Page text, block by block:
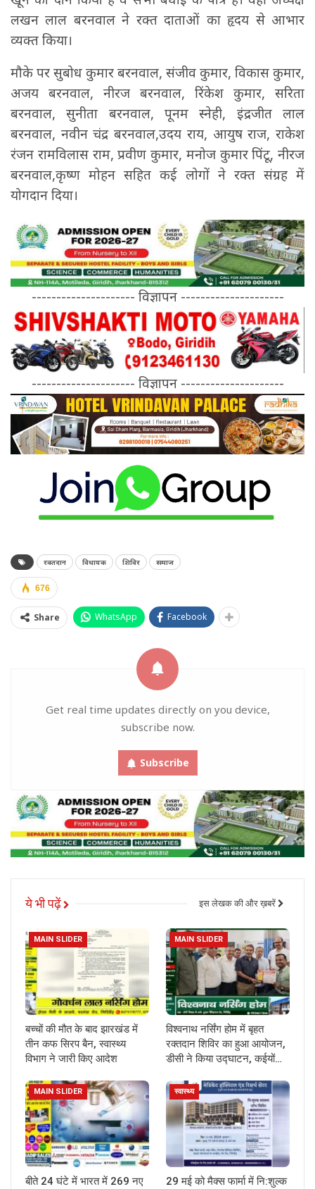
लखन लाल बरनवाल ने रक्त दाताओं का हृदय से आभार
व्यक्त किया।
मौके पर सुबोध कुमार बरनवाल, संजीव कुमार, विकास कुमार,
अजय बरनवाल, नीरज बरनवाल, रिंकेश कुमार, सरिता
बरनवाल, सुनीता बरनवाल, पूनम स्नेही, इंद्रजीत लाल
बरनवाल, नवीन चंद्र बरनवाल,उदय राय, आयुष राज, राकेश
रंजन रामविलास राम, प्रवीण कुमार, मनोज कुमार पिंटू, नीरज
बरनवाल,कृष्ण मोहन सहित कई लोगों ने रक्त संग्रह में
योगदान दिया।
--------------------- विज्ञापन ---------------------
--------------------- विज्ञापन ---------------------
रक्तदान विधायक शिविर समाज
676
Share WhatsApp Facebook
Get real time updates directly on you device,
subscribe now.
Subscribe
ये भी पढ़ें इस लेखक की और ख़बरें
MAIN SLIDER
बच्चों की मौत के बाद झारखंड में
तीन कफ सिरप बैन, स्वास्थ्य
विभाग ने जारी किए आदेश
MAIN SLIDER
विश्वनाथ नर्सिंग होम में बृहत
रक्तदान शिविर का हुआ आयोजन,
डीसी ने किया उद्घाटन, कईयों…
MAIN SLIDER
बीते 24 घंटे में भारत में 269 नए
स्वास्थ्य
29 मई को मैक्स फार्मा में नि:शुल्क